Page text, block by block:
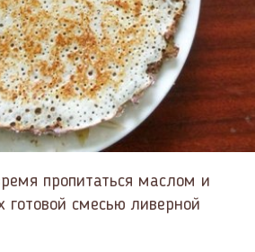
пропитаться маслом и
готовой смесью ливерной